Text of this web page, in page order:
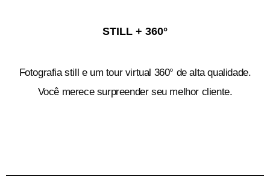
STILL + 360°
Fotografia still e um tour virtual 360° de alta qualidade.
Você merece surpreender seu melhor cliente.